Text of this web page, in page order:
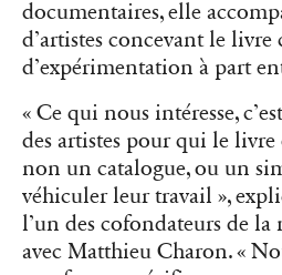
documentaires, elle
d’artistes concevant le livre
d’expérimentation à part
« Ce qui nous intéresse,
des artistes pour qui le
non un catalogue, ou un
véhiculer leur travail »,
l’un des cofondateurs de
avec Matthieu Charon. «